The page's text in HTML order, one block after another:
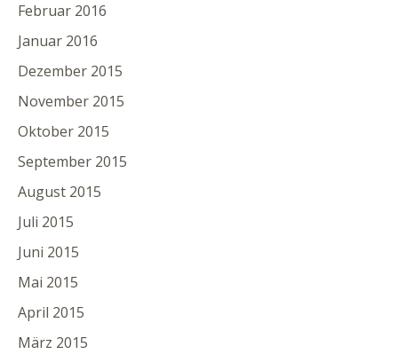
Februar 2016
Januar 2016
Dezember 2015
November 2015
Oktober 2015
September 2015
August 2015
Juli 2015
Juni 2015
Mai 2015
April 2015
März 2015